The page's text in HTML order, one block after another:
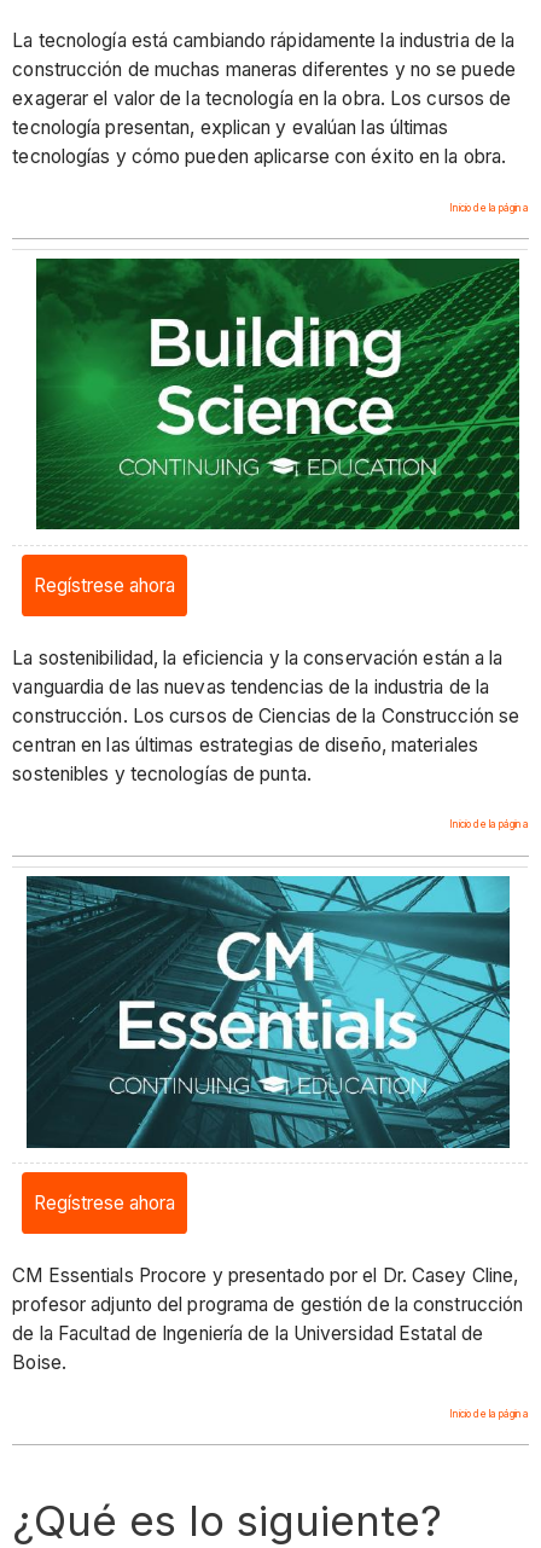
La tecnología está cambiando rápidamente la industria de la
construcción de muchas maneras diferentes y no se puede
exagerar el valor de la tecnología en la obra. Los cursos de
tecnología presentan, explican y evalúan las últimas
tecnologías y cómo pueden aplicarse con éxito en la obra.
Inicio de la página
Regístrese ahora
La sostenibilidad, la eficiencia y la conservación están a la
vanguardia de las nuevas tendencias de la industria de la
construcción. Los cursos de Ciencias de la Construcción se
centran en las últimas estrategias de diseño, materiales
sostenibles y tecnologías de punta.
Inicio de la página
Regístrese ahora
CM Essentials Procore y presentado por el Dr. Casey Cline,
profesor adjunto del programa de gestión de la construcción
de la Facultad de Ingeniería de la Universidad Estatal de
Boise.
Inicio de la página
¿Qué es lo siguiente?